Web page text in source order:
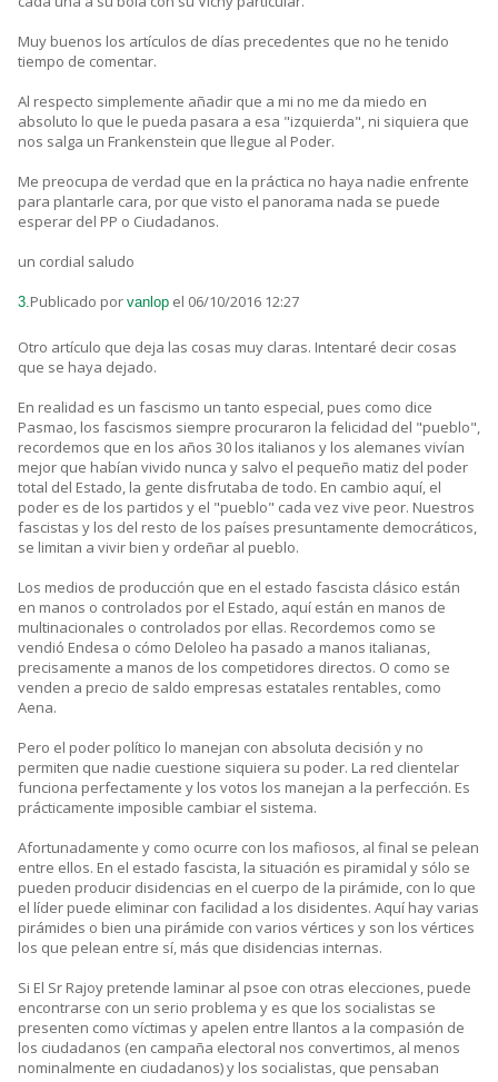
Muy buenos los artículos de días precedentes que no he tenido
tiempo de comentar.
Al respecto simplemente añadir que a mi no me da miedo en
absoluto lo que le pueda pasara a esa "izquierda", ni siquiera que
nos salga un Frankenstein que llegue al Poder.
Me preocupa de verdad que en la práctica no haya nadie enfrente
para plantarle cara, por que visto el panorama nada se puede
esperar del PP o Ciudadanos.
un cordial saludo
3. Publicado por vanlop el 06/10/2016 12:27
Otro artículo que deja las cosas muy claras. Intentaré decir cosas
que se haya dejado.
En realidad es un fascismo un tanto especial, pues como dice
Pasmao, los fascismos siempre procuraron la felicidad del "pueblo",
recordemos que en los años 30 los italianos y los alemanes vivían
mejor que habían vivido nunca y salvo el pequeño matiz del poder
total del Estado, la gente disfrutaba de todo. En cambio aquí, el
poder es de los partidos y el "pueblo" cada vez vive peor. Nuestros
fascistas y los del resto de los países presuntamente democráticos,
se limitan a vivir bien y ordeñar al pueblo.
Los medios de producción que en el estado fascista clásico están
en manos o controlados por el Estado, aquí están en manos de
multinacionales o controlados por ellas. Recordemos como se
vendió Endesa o cómo Deloleo ha pasado a manos italianas,
precisamente a manos de los competidores directos. O como se
venden a precio de saldo empresas estatales rentables, como
Aena.
Pero el poder político lo manejan con absoluta decisión y no
permiten que nadie cuestione siquiera su poder. La red clientelar
funciona perfectamente y los votos los manejan a la perfección. Es
prácticamente imposible cambiar el sistema.
Afortunadamente y como ocurre con los mafiosos, al final se pelean
entre ellos. En el estado fascista, la situación es piramidal y sólo se
pueden producir disidencias en el cuerpo de la pirámide, con lo que
el líder puede eliminar con facilidad a los disidentes. Aquí hay varias
pirámides o bien una pirámide con varios vértices y son los vértices
los que pelean entre sí, más que disidencias internas.
Si El Sr Rajoy pretende laminar al psoe con otras elecciones, puede
encontrarse con un serio problema y es que los socialistas se
presenten como víctimas y apelen entre llantos a la compasión de
los ciudadanos (en campaña electoral nos convertimos, al menos
nominalmente en ciudadanos) y los socialistas, que pensaban